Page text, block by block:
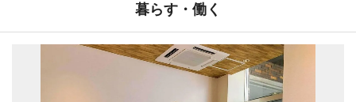
暮らす・働く